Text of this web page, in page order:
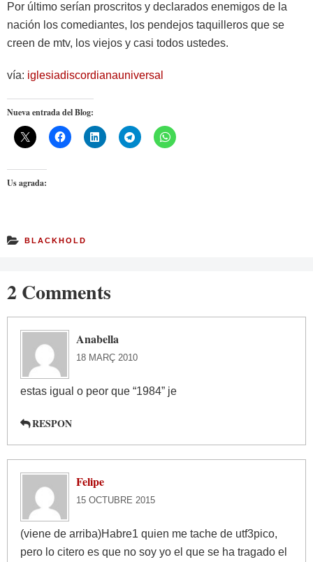
Por último serían proscritos y declarados enemigos de la
nación los comediantes, los pendejos taquilleros que se
creen de mtv, los viejos y casi todos ustedes.
vía: iglesiadiscordianauniversal
Nueva entrada del Blog:
Us agrada:
BLACKHOLD
2 Comments
Anabella
18 MARÇ 2010
estas igual o peor que “1984” je
RESPON
Felipe
15 OCTUBRE 2015
(viene de arriba)Habre1 quien me tache de utf3pico,
pero lo citero es que no soy yo el que se ha tragado el